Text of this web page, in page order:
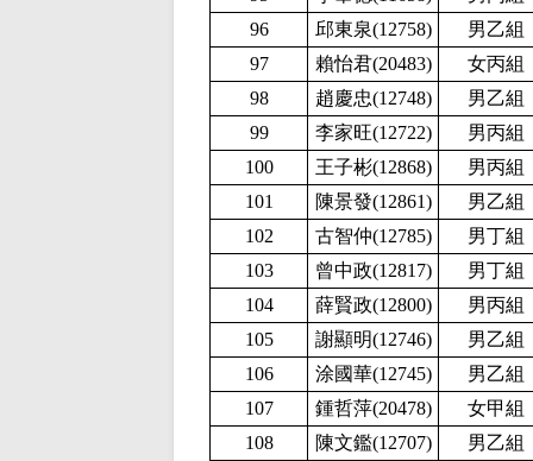
96
邱東泉(12758)
男乙組
97
賴怡君(20483)
女丙組
98
趙慶忠(12748)
男乙組
99
李家旺(12722)
男丙組
100
王子彬(12868)
男丙組
101
陳景發(12861)
男乙組
102
古智仲(12785)
男丁組
103
曾中政(12817)
男丁組
104
薛賢政(12800)
男丙組
105
謝顯明(12746)
男乙組
106
涂國華(12745)
男乙組
107
鍾哲萍(20478)
女甲組
108
陳文鑑(12707)
男乙組